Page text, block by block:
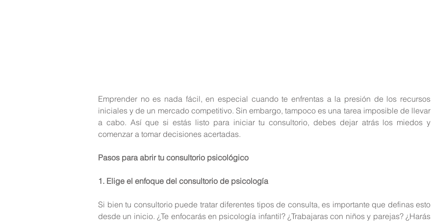
Emprender no es nada fácil, en especial cuando te enfrentas a la presión de los recursos
iniciales y de un mercado competitivo. Sin embargo, tampoco es una tarea imposible de llevar
a cabo. Así que si estás listo para iniciar tu consultorio, debes dejar atrás los miedos y
comenzar a tomar decisiones acertadas.
Pasos para abrir tu consultorio psicológico
1. Elige el enfoque del consultorio de psicología
Si bien tu consultorio puede tratar diferentes tipos de consulta, es importante que definas esto
desde un inicio. ¿Te enfocarás en psicología infantil? ¿Trabajaras con niños y parejas? ¿Harás